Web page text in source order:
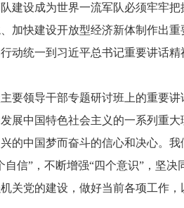
建设成为世界一流军队必须牢牢
加快建设开放型经济新体制作出重
动统一到习近平总书记重要讲话
领导干部专题研讨班上的重要讲
展中国特色社会主义的一系列重
的中国梦而奋斗的信心和决心。
信”，不断增强“四个意识”，坚
关党的建设，做好当前各项工作